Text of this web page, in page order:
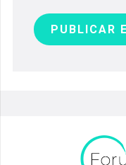
PUBLICAR